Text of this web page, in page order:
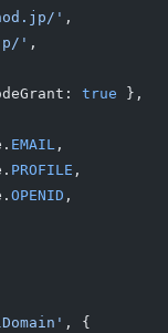
'
,
'
,
true },
EMAIL,
PROFILE ,
OPENID ,
, {